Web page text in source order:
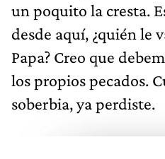
un poquito la cresta.
desde aquí, ¿quién le
Papa? Creo que
los propios pecados.
soberbia, ya perdiste.